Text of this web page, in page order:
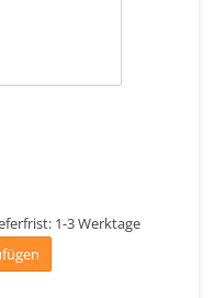
1-3 Werktage